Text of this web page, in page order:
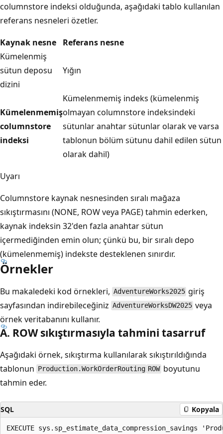
columnstore indeksi olduğunda, aşağıdaki tablo kullanılan
referans nesneleri özetler.
Kaynak nesne
Referans nesne
Kümelenmiş
sütun deposu
dizini
Yığın
Kümelenmemiş
columnstore
indeksi
Kümelenmemiş indeks (kümelenmiş
olmayan columnstore indeksindeki
sütunlar anahtar sütunlar olarak ve varsa
tablonun bölüm sütunu dahil edilen sütun
olarak dahil)
Uyarı
Columnstore kaynak nesnesinden sıralı mağaza
sıkıştırmasını (NONE, ROW veya PAGE) tahmin ederken,
kaynak indeksin 32'den fazla anahtar sütun
içermediğinden emin olun; çünkü bu, bir sıralı depo
(kümelenmemiş) indekste desteklenen sınırdır.
Örnekler
Bu makaledeki kod örnekleri, AdventureWorks2025 giriş
sayfasından indirebileceğiniz AdventureWorksDW2025 veya
örnek veritabanını kullanır.
A. ROW sıkıştırmasıyla tahmini tasarruf
Aşağıdaki örnek, sıkıştırma kullanılarak sıkıştırıldığında
tablonun Production.WorkOrderRouting ROWboyutunu
tahmin eder.
SQL Kopyala
EXECUTE sys.sp_estimate_data_compression_savings